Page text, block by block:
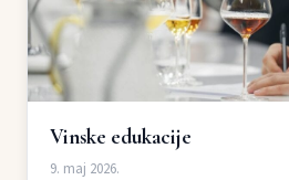
Vinske edukacije
9. maj 2026.